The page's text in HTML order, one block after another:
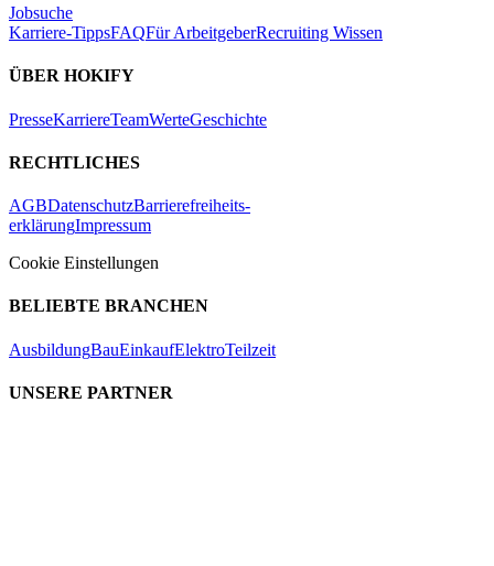
Jobsuche
Karriere-TippsFAQFür ArbeitgeberRecruiting Wissen
ÜBER HOKIFY
PresseKarriereTeamWerteGeschichte
RECHTLICHES
AGBDatenschutzBarrierefreiheits-
erklärungImpressum
Cookie Einstellungen
BELIEBTE BRANCHEN
AusbildungBauEinkaufElektroTeilzeit
UNSERE PARTNER